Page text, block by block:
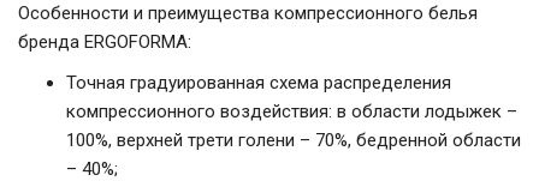
Особенности и преимущества компрессионного белья
бренда ERGOFORMA:
Точная градуированная схема распределения
компрессионного воздействия: в области лодыжек –
100%, верхней трети голени – 70%, бедренной области
– 40%;